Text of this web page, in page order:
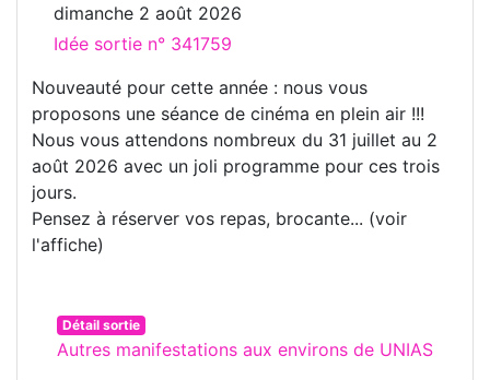
dimanche 2 août 2026
Idée sortie n° 341759
Nouveauté pour cette année : nous vous
proposons une séance de cinéma en plein air !!!
Nous vous attendons nombreux du 31 juillet au 2
août 2026 avec un joli programme pour ces trois
jours.
Pensez à réserver vos repas, brocante... (voir
l'affiche)
Détail sortie
Autres manifestations aux environs de UNIAS